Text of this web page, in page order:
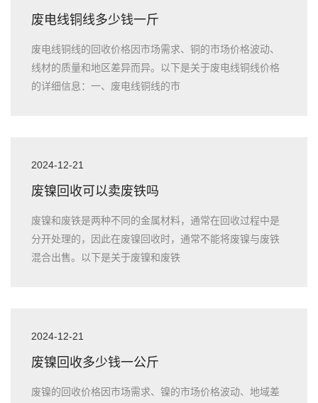
废电线铜线多少钱一斤
废电线铜线的回收价格因市场需求、铜的市场价格波动、
线材的质量和地区差异而异。以下是关于废电线铜线价格
的详细信息：一、废电线铜线的市
2024-12-21
废镍回收可以卖废铁吗
废镍和废铁是两种不同的金属材料，通常在回收过程中是
分开处理的，因此在废镍回收时，通常不能将废镍与废铁
混合出售。以下是关于废镍和废铁
2024-12-21
废镍回收多少钱一公斤
废镍的回收价格因市场需求、镍的市场价格波动、地域差